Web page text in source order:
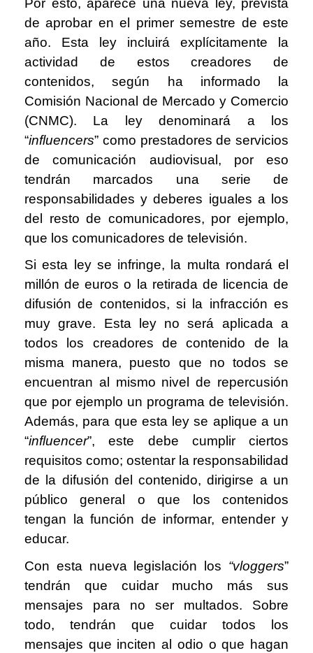
Por esto, aparece una nueva ley, prevista
de aprobar en el primer semestre de este
año. Esta ley incluirá explícitamente la
actividad de estos creadores de
contenidos, según ha informado la
Comisión Nacional de Mercado y Comercio
(CNMC). La ley denominará a los
“influencers” como prestadores de servicios
de comunicación audiovisual, por eso
tendrán marcados una serie de
responsabilidades y deberes iguales a los
del resto de comunicadores, por ejemplo,
que los comunicadores de televisión.
Si esta ley se infringe, la multa rondará el
millón de euros o la retirada de licencia de
difusión de contenidos, si la infracción es
muy grave. Esta ley no será aplicada a
todos los creadores de contenido de la
misma manera, puesto que no todos se
encuentran al mismo nivel de repercusión
que por ejemplo un programa de televisión.
Además, para que esta ley se aplique a un
“influencer”, este debe cumplir ciertos
requisitos como; ostentar la responsabilidad
de la difusión del contenido, dirigirse a un
público general o que los contenidos
tengan la función de informar, entender y
educar.
Con esta nueva legislación los “vloggers”
tendrán que cuidar mucho más sus
mensajes para no ser multados. Sobre
todo, tendrán que cuidar todos los
mensajes que inciten al odio o que hagan